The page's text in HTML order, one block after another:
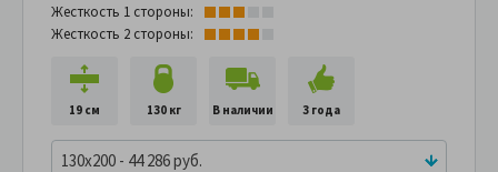
Жесткость 1 стороны:
Жесткость 2 стороны:
19 см 130 кг В наличии 3 года
130x200 - 44 286 руб.